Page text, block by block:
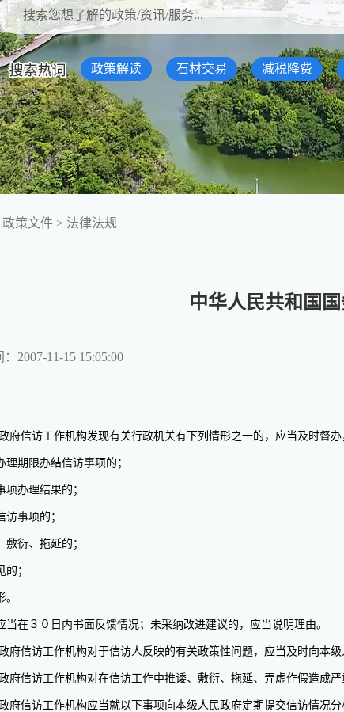
政策解读 石材交易 减税降费
政策文件 > 法律法规
中华人民共和国
2007-11-15 15:05:00
信访工作机构发现有关行政机关有下列情形之一的，应当及时督办
理期限办结信访事项的；
办理结果的；
事项的；
衍、拖延的；
；
３０日内书面反馈情况；未采纳改进建议的，应当说明理由。
信访工作机构对于信访人反映的有关政策性问题，应当及时向本级
信访工作机构对在信访工作中推诿、敷衍、拖延、弄虚作假造成严
信访工作机构应当就以下事项向本级人民政府定期提交信访情况分